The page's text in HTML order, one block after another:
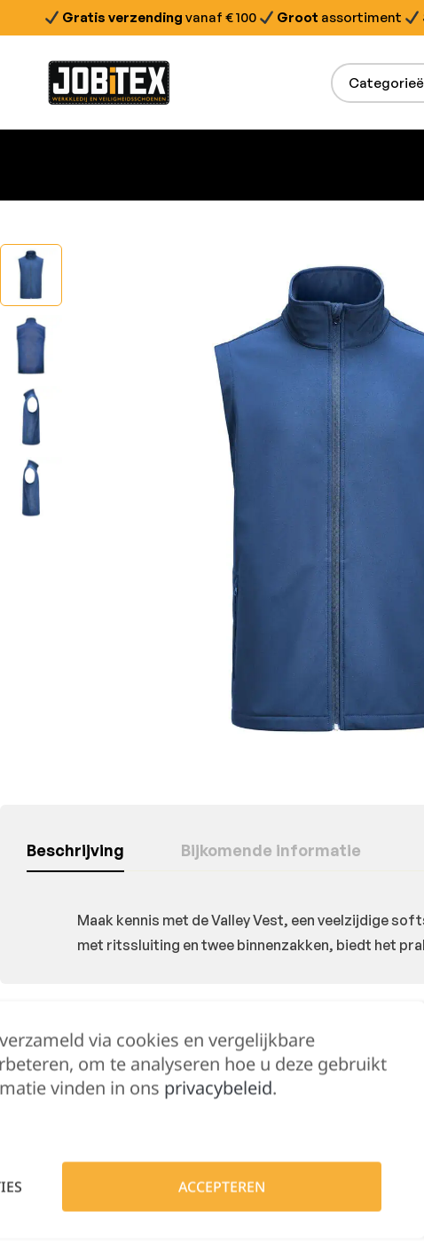
Gratis verzending vanaf € 100 Groot assortiment
Beschrijving Bijkomende informatie
Maak kennis met de Valley Vest, een veelzijdige
met ritssluiting en twee binnenzakken, biedt het
Hulp nodig?
Lennert helpt je
via cookies en vergelijkbare
om te analyseren hoe u deze gebruikt
vinden in ons privacybeleid.
ACCEPTEREN